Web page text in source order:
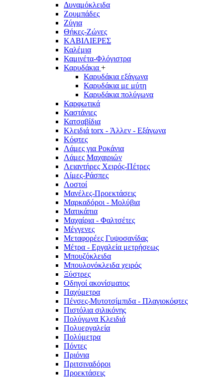
Δυναμόκλειδα
Ζουμπάδες
Ζύγια
Θήκες-Ζώνες
ΚΑΒΙΛΙΕΡΕΣ
Καλέμια
Καμινέτα-Φλόγιστρα
Καρυδάκια +
Καρυδάκια εξάγωνα
Καρυδάκια με μύτη
Καρυδάκια πολύγωνα
Καρφωτικά
Καστάνιες
Κατσαβίδια
Κλειδιά torx - Άλλεν - Εξάγωνα
Κόφτες
Λάμες για Ροκάνια
Λάμες Μαχαιριών
Λειαντήρες Χειρός-Πέτρες
Λίμες-Ράσπες
Λοστοί
Μανέλες-Προεκτάσεις
Μαρκαδόροι - Μολύβια
Ματικάπια
Μαχαίρια - Φαλτσέτες
Μέγγενες
Μεταφορέες Γυψοσανίδας
Μέτρα - Εργαλεία μετρήσεως
Μπουζόκλειδα
Μπουλονόκλειδα χειρός
Ξύστρες
Οδηγοί ακονίσματος
Παχύμετρα
Πένσες-Μυτοτσίμπιδα - Πλαγιοκόφτες
Πιστόλια σιλικόνης
Πολύγωνα Κλειδιά
Πολυεργαλεία
Πολύμετρα
Πόντες
Πριόνια
Πριτσιναδόροι
Προεκτάσεις